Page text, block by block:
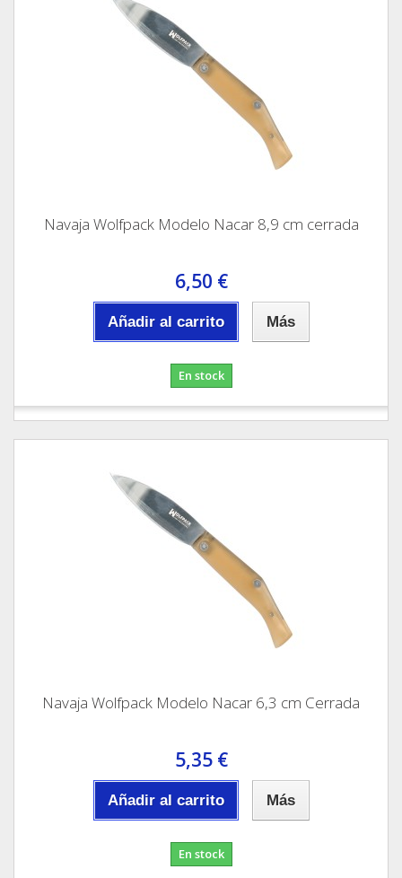
Navaja Wolfpack Modelo Nacar 8,9 cm cerrada
6,50 €
Añadir al carrito Más
En stock
Navaja Wolfpack Modelo Nacar 6,3 cm Cerrada
5,35 €
Añadir al carrito Más
En stock